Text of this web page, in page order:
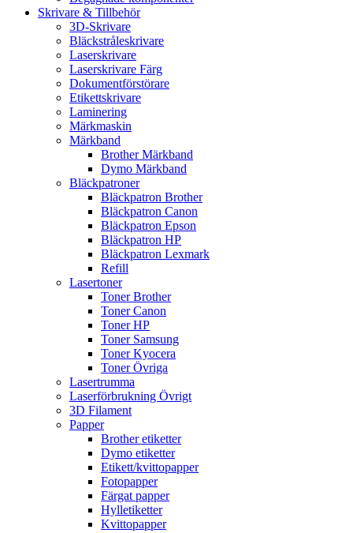
Skrivare & Tillbehör
3D-Skrivare
Bläckstråleskrivare
Laserskrivare
Laserskrivare Färg
Dokumentförstörare
Etikettskrivare
Laminering
Märkmaskin
Märkband
Brother Märkband
Dymo Märkband
Bläckpatroner
Bläckpatron Brother
Bläckpatron Canon
Bläckpatron Epson
Bläckpatron HP
Bläckpatron Lexmark
Refill
Lasertoner
Toner Brother
Toner Canon
Toner HP
Toner Samsung
Toner Kyocera
Toner Övriga
Lasertrumma
Laserförbrukning Övrigt
3D Filament
Papper
Brother etiketter
Dymo etiketter
Etikett/kvittopapper
Fotopapper
Färgat papper
Hylletiketter
Kvittopapper